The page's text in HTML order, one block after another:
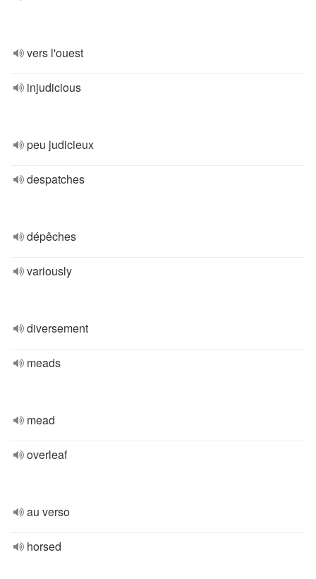
vers l'ouest
injudicious
peu judicieux
despatches
dépêches
variously
diversement
meads
mead
overleaf
au verso
horsed